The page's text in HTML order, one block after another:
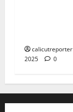
calicutreporter
2025
0